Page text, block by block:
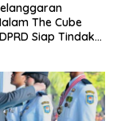
The Cube
Siap Tindak